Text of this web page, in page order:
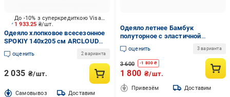
1 933.25 ₴/шт.
До -10% з суперкредиткою Visa Вигода
Одеяло хлопковое всесезонное
SPOKIY 140x205 см ARCLOUD
201 Белая
оценить 2 варианта
2 035 ₴/шт.
Cамовывоз Доставим
Одеяло летнее Бамбук
полуторное с эластичной
мембраной 150х210 см
оценить 3 варианта
3 600 -1 800 ₴
1 800 ₴/шт.
Привезём Доставим